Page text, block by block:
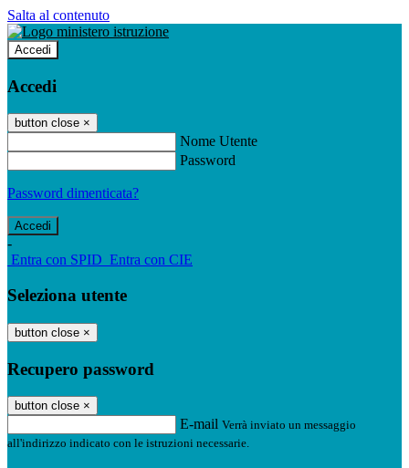
Salta al contenuto
Accedi
Accedi
button close ×
Nome Utente
Password
Password dimenticata?
-
Entra con SPID Entra con CIE
Seleziona utente
button close ×
Recupero password
button close ×
E-mail Verrà inviato un messaggio
all'indirizzo indicato con le istruzioni necessarie.